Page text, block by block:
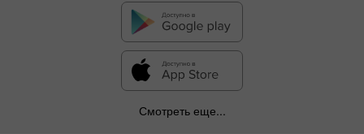
Смотреть еще...